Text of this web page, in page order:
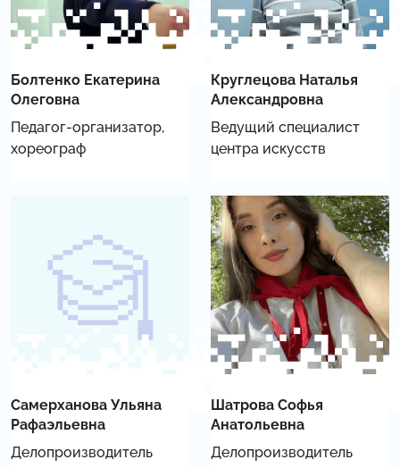
Болтенко Екатерина
Олеговна
Педагог-организатор,
хореограф
Круглецова Наталья
Александровна
Ведущий специалист
центра искусств
Самерханова Ульяна
Рафаэльевна
Делопроизводитель
Шатрова Софья
Анатольевна
Делопроизводитель